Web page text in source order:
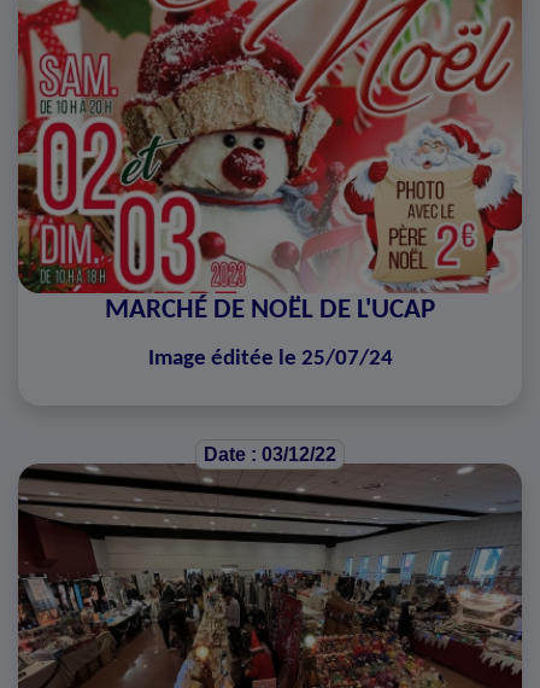
MARCHÉ DE NOËL DE L'UCAP
Image éditée le 25/07/24
Date : 03/12/22